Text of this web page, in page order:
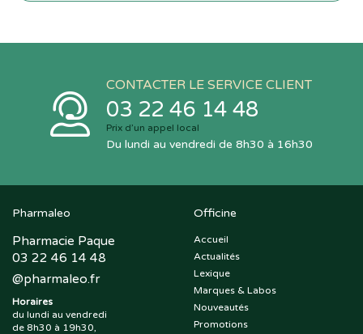
CONTACTER LE SERVICE CLIENT
03 22 46 14 48
Prix d’un appel local
Du lundi au vendredi de 8h30 à 16h30
Pharmaleo
Pharmacie Paque
03 22 46 14 48
@pharmaleo.fr
Horaires
du lundi au vendredi
de 8h30 à 19h30,
Officine
Accueil
Actualités
Lexique
Marques & Labos
Nouveautés
Promotions